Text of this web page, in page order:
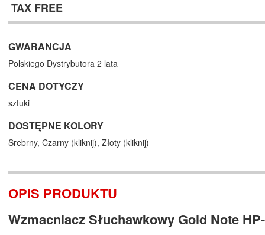
TAX FREE
GWARANCJA
Polskiego Dystrybutora 2 lata
CENA DOTYCZY
sztuki
DOSTĘPNE KOLORY
Srebrny, Czarny (kliknij), Złoty (kliknij)
OPIS PRODUKTU
Wzmacniacz Słuchawkowy Gold Note